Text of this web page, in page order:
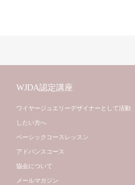
WJDA認定講座
ワイヤージュエリーデザイナーとして活動
したい方へ
ベーシックコースレッスン
アドバンスコース
協会について
メールマガジン